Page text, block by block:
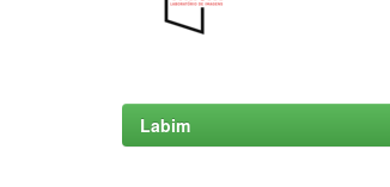
Labim